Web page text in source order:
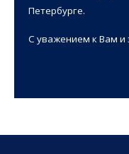
Петербурге.
С уважением к Вам и